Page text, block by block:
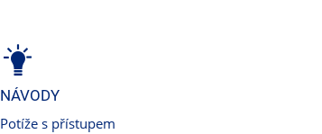
NÁVODY
Potíže s přístupem